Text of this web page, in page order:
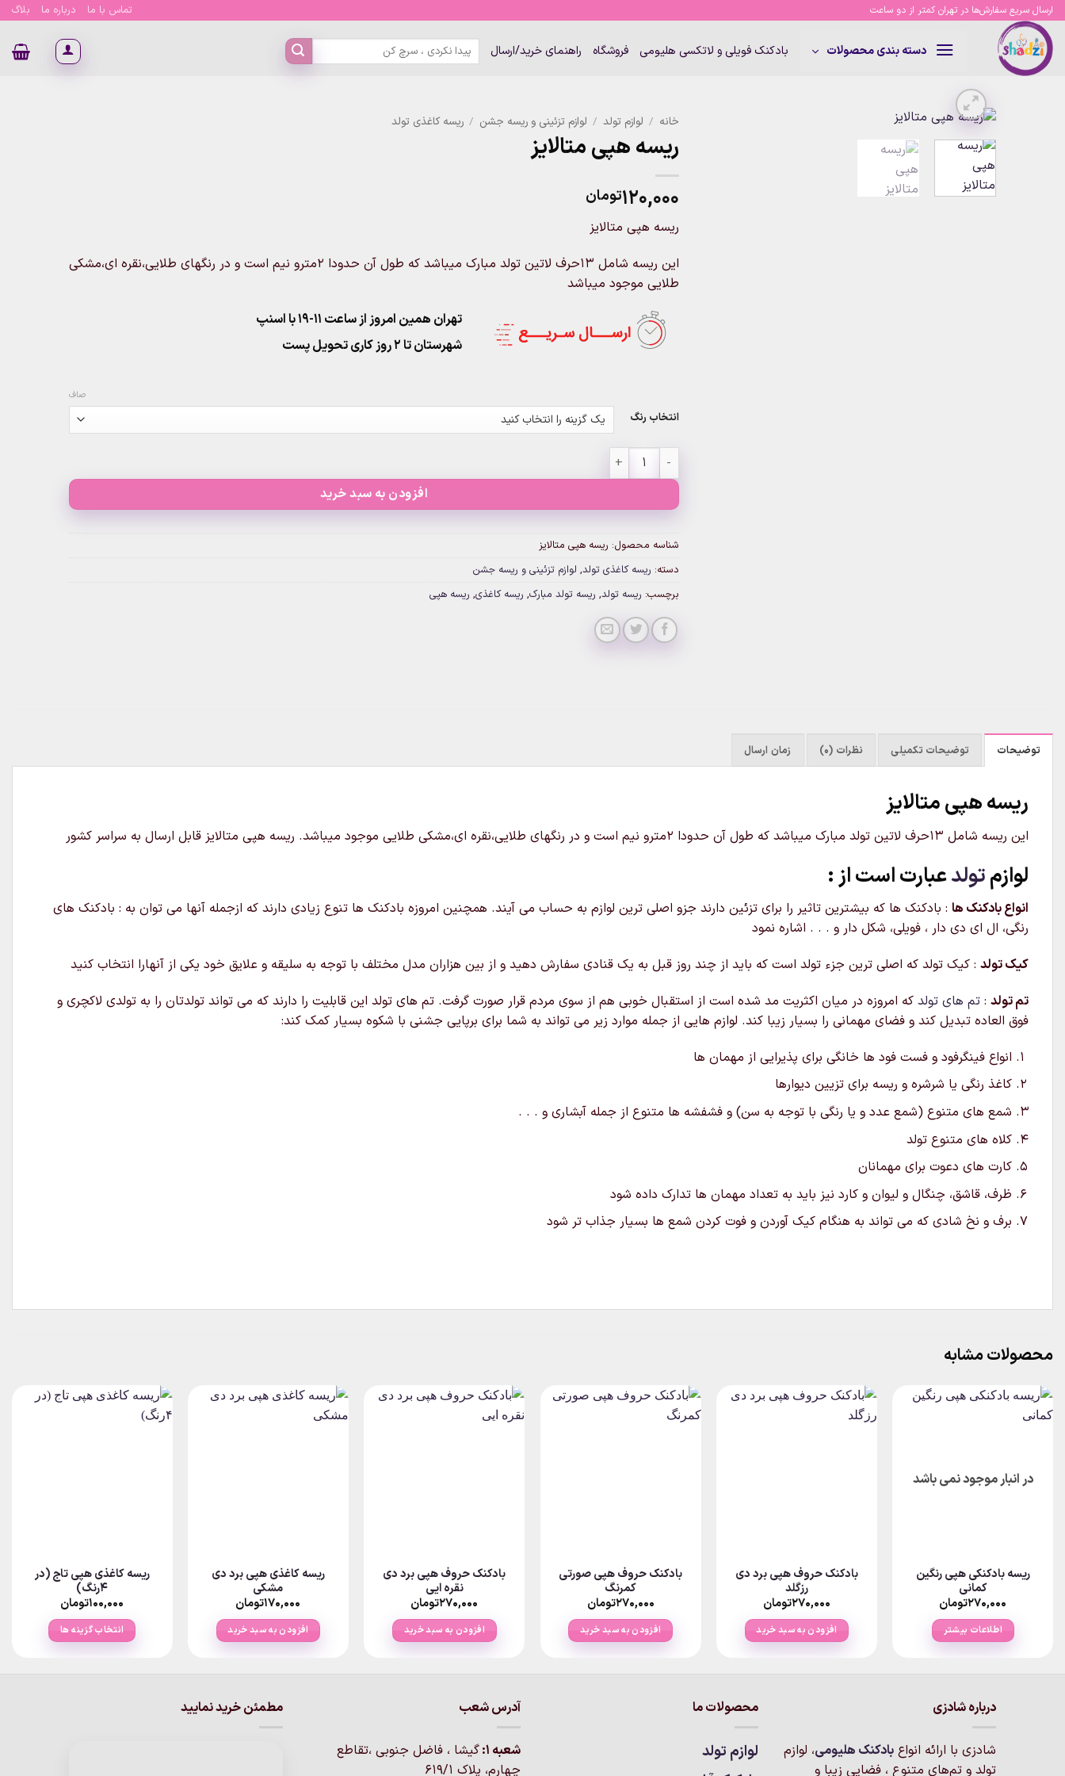
Skip
content
ارسال سریع سفارش‌ها در تهران کمتر از دو ساعت تماس با ما درباره ما بلاگ
دسته بندی محصولات بادکنک فویلی و لاتکسی هلیومی فروشگاه راهنمای خرید/ارسال
جستجو
برای:
خانه / لوازم تولد / لوازم تزئینی و ریسه جشن / ریسه کاغذی تولد
ریسه هپی متالایز
۱۲۰,۰۰۰تومان
ریسه هپی متالایز
این ریسه شامل ۱۳حرف لاتین تولد مبارک میباشد که طول آن حدودا ۲مترو نیم است و در رنگهای طلایی،نقره ای،مشکی
طلایی موجود میباشد
تهران همین امروز از ساعت ۱۱-۱۹ با اسنپ
شهرستان تا 2 روز کاری تحویل پست
انتخاب رنگ
صاف
ریسه هپی متالایز عدد
افزودن به سبد خرید
شناسه محصول: ریسه هپی متالایز
دسته: ریسه کاغذی تولد, لوازم تزئینی و ریسه جشن
برچسب: ریسه تولد, ریسه تولد مبارک, ریسه کاغذی, ریسه هپی
توضیحات توضیحات تکمیلی نظرات (0) زمان ارسال
ریسه هپی متالایز
این ریسه شامل ۱۳حرف لاتین تولد مبارک میباشد که طول آن حدودا ۲مترو نیم است و در رنگهای طلایی،نقره ای،مشکی طلایی موجود میباشد. ریسه هپی متالایز قابل ارسال به سراسر کشور
لوازمتولدعبارت است از :
انواع بادکنک ها : بادکنک ها که بیشترین تاثیر را برای تزئین دارند جزو اصلی ترین لوازم به حساب می آیند. همچنین امروزه بادکنک ها تنوع زیادی دارند که ازجمله آنها می توان به : بادکنک های
رنگی، ال ای دی دار ، فویلی، شکل دار و . . . اشاره نمود
کیک تولد : کیک تولد که اصلی ترین جزء تولد است که باید از چند روز قبل به یک قنادی سفارش دهید و از بین هزاران مدل مختلف با توجه به سلیقه و علایق خود یکی از آنهارا انتخاب کنید
تم تولد : تم های تولد که امروزه در میان اکثریت مد شده است از استقبال خوبی هم از سوی مردم قرار صورت گرفت. تم های تولد این قابلیت را دارند که می تواند تولدتان را به تولدی لاکچری و
فوق العاده تبدیل کند و فضای مهمانی را بسیار زیبا کند. لوازم هایی از جمله موارد زیر می تواند به شما برای برپایی جشنی با شکوه بسیار کمک کند:
انواع فینگرفود و فست فود ها خانگی برای پذیرایی از مهمان ها
کاغذ رنگی یا شرشره و ریسه برای تزیین دیوارها
شمع های متنوع (شمع عدد و یا رنگی با توجه به سن) و فشفشه ها متنوع از جمله آبشاری و . . .
کلاه های متنوع تولد
کارت های دعوت برای مهمانان
ظرف، قاشق، چنگال و لیوان و کارد نیز باید به تعداد مهمان ها تدارک داده شود
برف و نخ شادی که می تواند به هنگام کیک آوردن و فوت کردن شمع ها بسیار جذاب تر شود
محصولات مشابه
در انبار موجود نمی باشد
ریسه بادکنکی هپی رنگین
کمانی
۲۷۰,۰۰۰تومان
اطلاعات بیشتر
بادکنک حروف هپی برد دی
رزگلد
۲۷۰,۰۰۰تومان
افزودن به سبد خرید
بادکنک حروف هپی صورتی
کمرنگ
۲۷۰,۰۰۰تومان
افزودن به سبد خرید
بادکنک حروف هپی برد دی
نقره ایی
۲۷۰,۰۰۰تومان
افزودن به سبد خرید
ریسه کاغذی هپی برد دی
مشکی
۱۷۰,۰۰۰تومان
افزودن به سبد خرید
ریسه کاغذی هپی تاج (در
۴رنگ)
۱۰۰,۰۰۰تومان
انتخاب گزینه ها
درباره شادزی
شادزی با ارائه انواع بادکنک‌ هلیومی، لوازم
تولد و تم‌های متنوع ، فضایی زیبا و
محصولات ما
لوازم تولد
آدرس شعب
شعبه 1:
گيشا ، فاضل جنوبی ،تقاطع
چهارم، پلاک 619/1
مطمئن خرید نمایید